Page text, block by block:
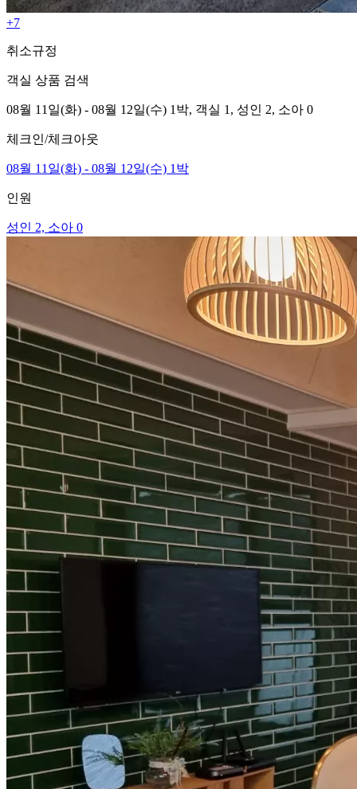
+7
취소규정
객실 상품 검색
08월 11일(화) - 08월 12일(수) 1박, 객실 1, 성인 2, 소아 0
체크인/체크아웃
08월 11일(화) - 08월 12일(수) 1박
인원
성인 2, 소아 0